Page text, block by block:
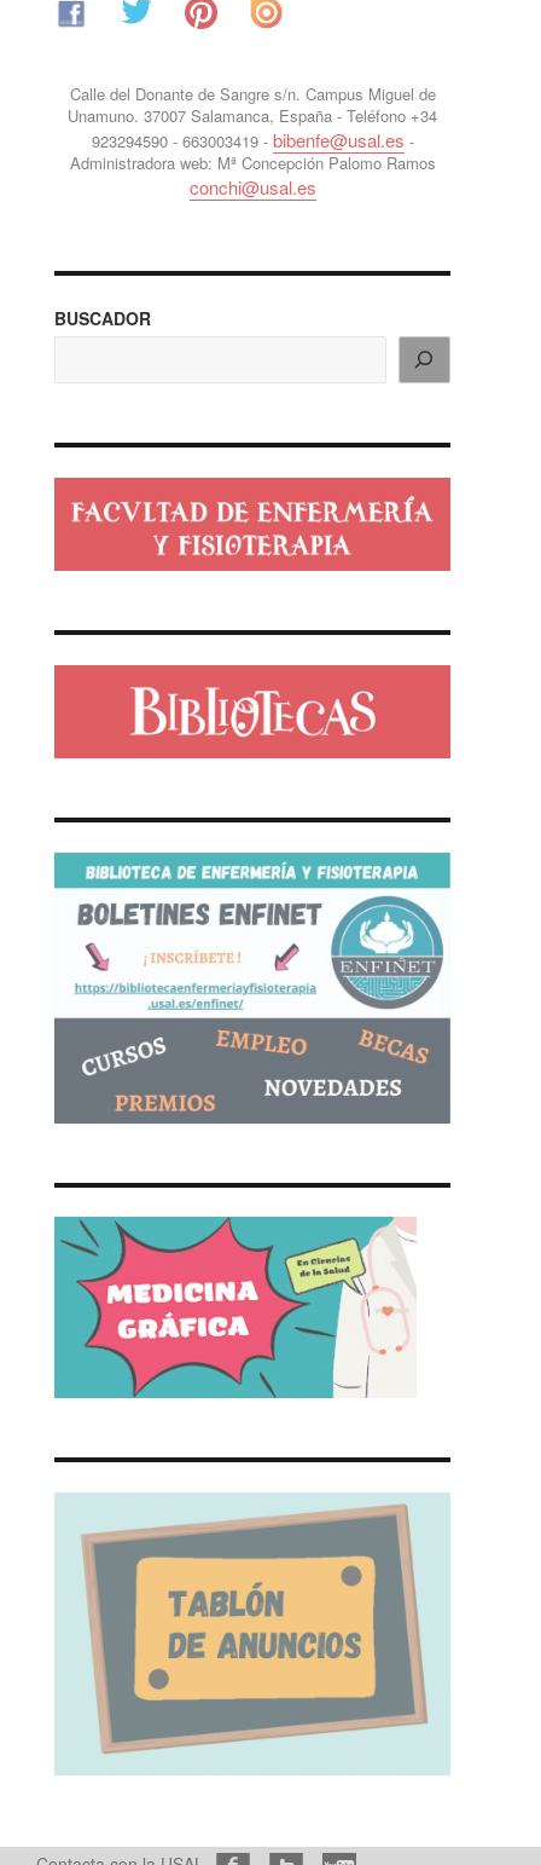
Calle del Donante de Sangre s/n. Campus Miguel de
Unamuno. 37007 Salamanca, España - Teléfono +34
923294590 - 663003419 - bibenfe@usal.es -
Administradora web: Mª Concepción Palomo Ramos
conchi@usal.es
BUSCADOR